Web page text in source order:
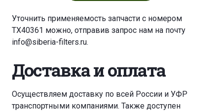
Уточнить применяемость запчасти с номером
TX40361 можно, отправив запрос нам на почту
info@siberia-filters.ru.
Доставка и оплата
Осуществляем доставку по всей России и УФР
транспортными компаниями. Также доступен